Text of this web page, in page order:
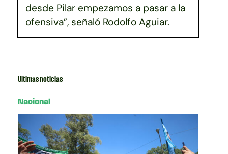
desde Pilar empezamos a pasar a la
ofensiva”, señaló Rodolfo Aguiar.
Ultimas noticias
Nacional